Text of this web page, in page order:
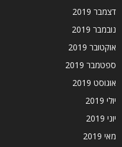
דצמבר 2019
נובמבר 2019
אוקטובר 2019
ספטמבר 2019
אוגוסט 2019
יולי 2019
יוני 2019
מאי 2019